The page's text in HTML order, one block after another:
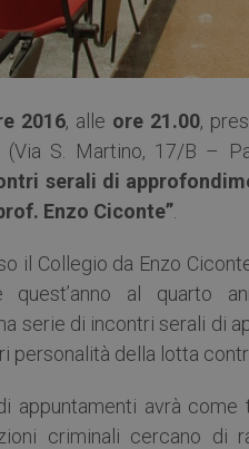
2016, alle ore 21.00,
(Via S. Martino, 17/B –
serali di
Enzo Ciconte”
il Collegio da Enzo
quest’anno al quarto
serie di incontri serali di
personalità della lotta
appuntamenti avrà
criminali cercano di